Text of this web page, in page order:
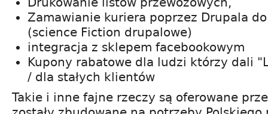
Zamawianie kuriera poprzez Drupala
(science Fiction drupalowe)
integracja z sklepem facebookowym
Kupony rabatowe dla ludzi którzy dali
/ dla stałych klientów
Takie i inne fajne rzeczy są oferowane